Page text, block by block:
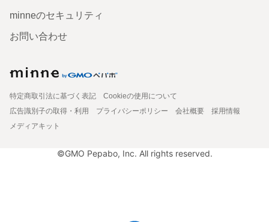
minneのセキュリティ
お問い合わせ
特定商取引法に基づく表記
Cookieの使用について
広告識別子の取得・利用
プライバシーポリシー 会社概要
採用情報
メディアキット
©GMO Pepabo, Inc. All rights reserved.